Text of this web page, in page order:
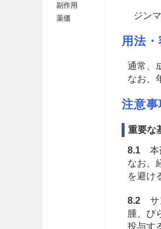
副作用
薬価
ジン
用法
通常、
なお、
注意事
重要な
8.1本
なお、
を避け
8.2サ
腫、び
投与す